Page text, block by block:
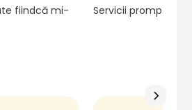
fiindcă mi-
Servicii prompte,